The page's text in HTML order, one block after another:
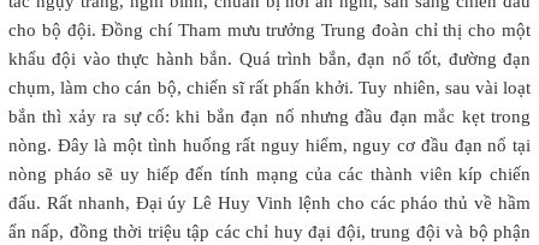
cho bộ đội. Đồng chí Tham mưu trưởng Trung đoàn chỉ thị cho một
khẩu đội vào thực hành bắn. Quá trình bắn, đạn nổ tốt, đường đạn
chụm, làm cho cán bộ, chiến sĩ rất phấn khởi. Tuy nhiên, sau vài loạt
bắn thì xảy ra sự cố: khi bắn đạn nổ nhưng đầu đạn mắc kẹt trong
nòng. Đây là một tình huống rất nguy hiểm, nguy cơ đầu đạn nổ tại
nòng pháo sẽ uy hiếp đến tính mạng của các thành viên kíp chiến
đấu. Rất nhanh, Đại úy Lê Huy Vinh lệnh cho các pháo thủ về hầm
ẩn nấp, đồng thời triệu tập các chỉ huy đại đội, trung đội và bộ phận